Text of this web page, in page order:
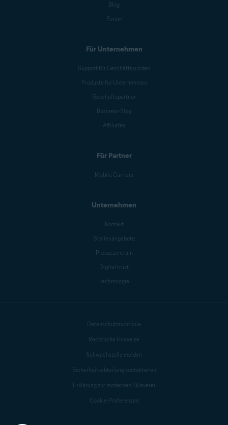
Blog
Forum
Für Unternehmen
Support für Geschäftskunden
Produkte für Unternehmen
Geschäftspartner
Business-Blog
Affiliates
Für Partner
Mobile Carriers
Unternehmen
Kontakt
Stellenangebote
Pressezentrum
Digital trust
Technologie
Datenschutzrichtlinie
Rechtliche Hinweise
Schwachstelle melden
Sicherheitsabteilung kontaktieren
Erklärung zur modernen Sklaverei
Cookie-Präferenzen